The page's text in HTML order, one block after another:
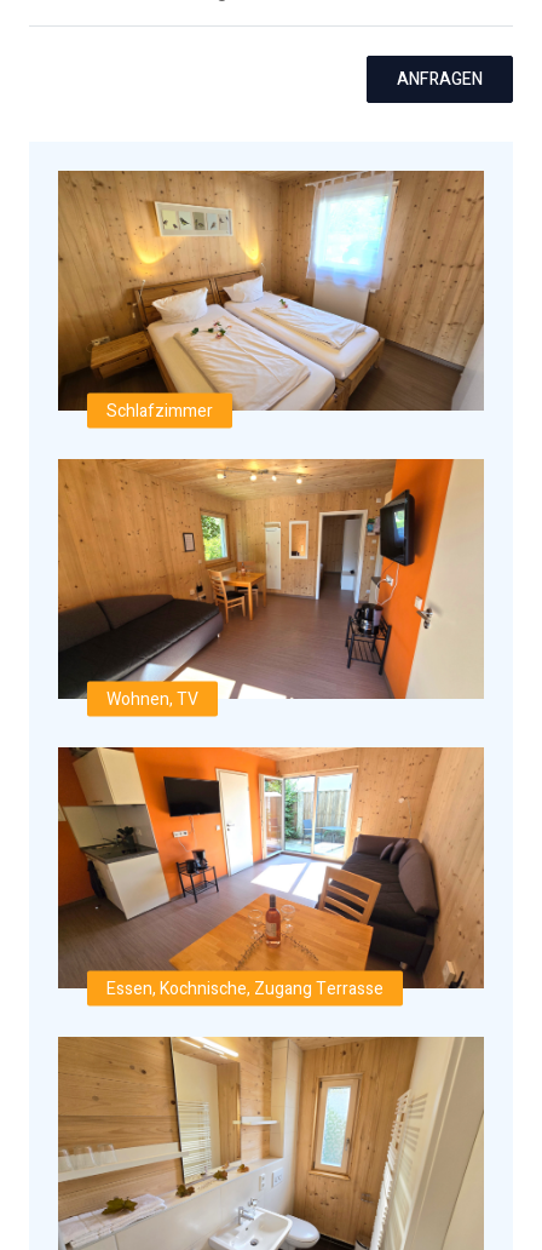
ANFRAGEN
Schlafzimmer
Wohnen, TV
Essen, Kochnische, Zugang Terrasse